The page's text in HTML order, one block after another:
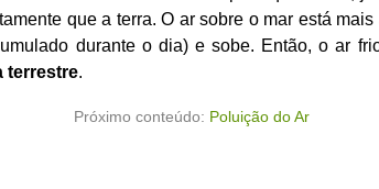
que a terra. O ar sobre o mar está
durante o dia) e sobe. Então, o ar
terrestre.
Próximo conteúdo: Poluição do Ar